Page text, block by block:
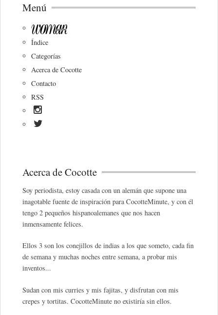
Menú
Índice
Categorías
Acerca de Cocotte
Contacto
RSS
Acerca de Cocotte
Soy periodista, estoy casada con un alemán que supone una
inagotable fuente de inspiración para CocotteMinute, y con él
tengo 2 pequeños hispanoalemanes que nos hacen
inmensamente felices.
Ellos 3 son los conejillos de indias a los que someto, cada fin
de semana y muchas noches entre semana, a probar mis
inventos...
Sudan con mis curries y mis fajitas, y disfrutan con mis
crepes y tortitas. CocotteMinute no existiría sin ellos.